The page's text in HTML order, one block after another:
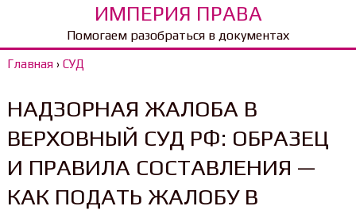
ИМПЕРИЯ ПРАВА
Помогаем разобраться в документах
Главная› СУД
НАДЗОРНАЯ ЖАЛОБА В
ВЕРХОВНЫЙ СУД РФ: ОБРАЗЕЦ
И ПРАВИЛА СОСТАВЛЕНИЯ —
КАК ПОДАТЬ ЖАЛОБУ В